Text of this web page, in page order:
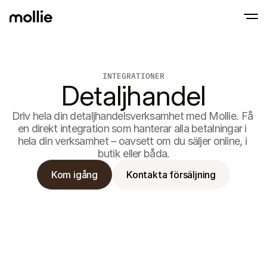
INTEGRATIONER
Detaljhandel
Driv hela din detaljhandelsverksamhet med Mollie. Få
en direkt integration som hanterar alla betalningar i
hela din verksamhet – oavsett om du säljer online, i
butik eller båda.
Kom igång Kontakta försäljning
Tap to Pay on iPhone
Accept contactless payments right on
Learn more
Accept payments
Online payments
Accept and manage
payments
In-person
Take payments with
devices
Checkout
Recurring